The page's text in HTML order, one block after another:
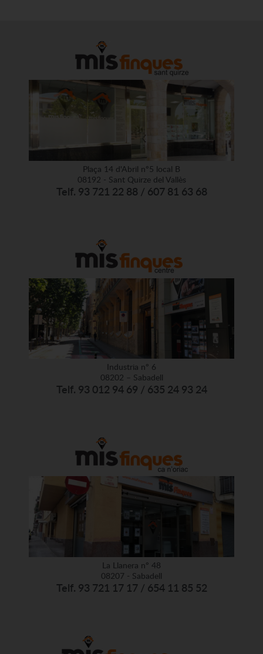
Plaça 14 d'Abril nº5 local B
08192 - Sant Quirze del Vallès
Telf. 93 721 22 88 / 607 81 63 68
Industria nº 6
08202 – Sabadell
Telf. 93 012 94 69 / 635 24 93 24
La Llanera nº 48
08207 - Sabadell
Telf. 93 721 17 17 / 654 11 85 52